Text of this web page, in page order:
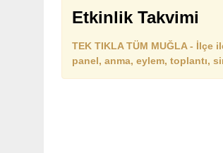
Etkinlik Takvimi
TEK TIKLA TÜM MUĞLA -
panel, anma, eylem, toplantı,